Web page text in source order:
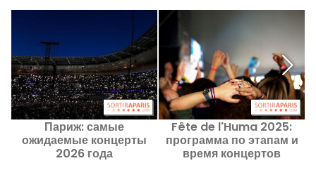
Париж: самые
ожидаемые концерты
2026 года
Fête de l'Huma 2025:
программа по этапам и
время концертов